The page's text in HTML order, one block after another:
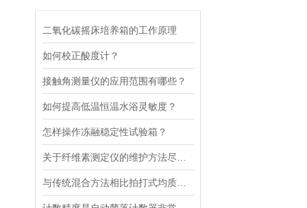
二氧化碳摇床培养箱的工作原理
如何校正酸度计？
接触角测量仪的应用范围有哪些？
如何提高低温恒温水浴灵敏度？
怎样操作冻融稳定性试验箱？